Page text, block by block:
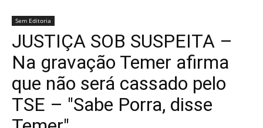
Sem Editoria
JUSTIÇA SOB SUSPEITA –
Na gravação Temer afirma
que não será cassado pelo
TSE – "Sabe Porra, disse